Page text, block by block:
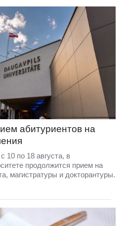
абитуриентов на
10 по 18 августа, в
продолжится прием на
магистратуры и докторантуры.